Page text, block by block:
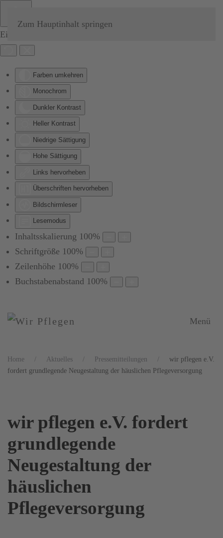
Eingabehilfen öffnen
Farben umkehren
Monochrom
Dunkler Kontrast
Heller Kontrast
Niedrige Sättigung
Hohe Sättigung
Links hervorheben
Überschriften hervorheben
Bildschirmleser
Lesemodus
Inhaltsskalierung 100%
Schriftgröße 100%
Zeilenhöhe 100%
Buchstabenabstand 100%
Zum Hauptinhalt springen
Menü
Home Aktuelles Pressemitteilungen
wir pflegen e.V.
fordert grundlegende Neugestaltung der häuslichen Pflegeversorgung
wir pflegen e.V. fordert
grundlegende
Neugestaltung der
häuslichen
Pflegeversorgung